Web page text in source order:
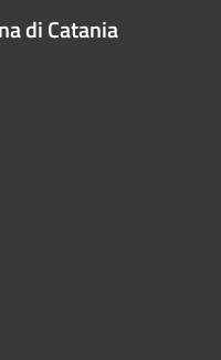
di Catania